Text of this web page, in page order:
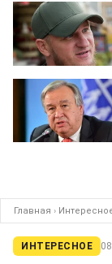
Главная ›
ИНТЕРЕСНОЕ